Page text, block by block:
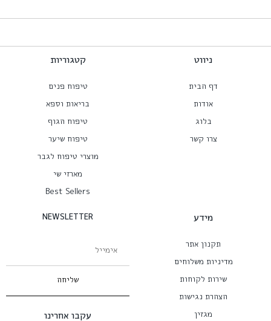
ניווט
דף הבית
אודות
בלוג
צרו קשר
קטגוריות
טיפוח פנים
בריאות וספא
טיפוח הגוף
טיפוח שיער
מוצרי טיפוח לגבר
מארזי שי
Best Sellers
מידע
תקנון אתר
מדיניות משלוחים
שירות לקוחות
הצהרת נגישות
מגזין
NEWSLETTER
שליחה
עקבו אחרינו